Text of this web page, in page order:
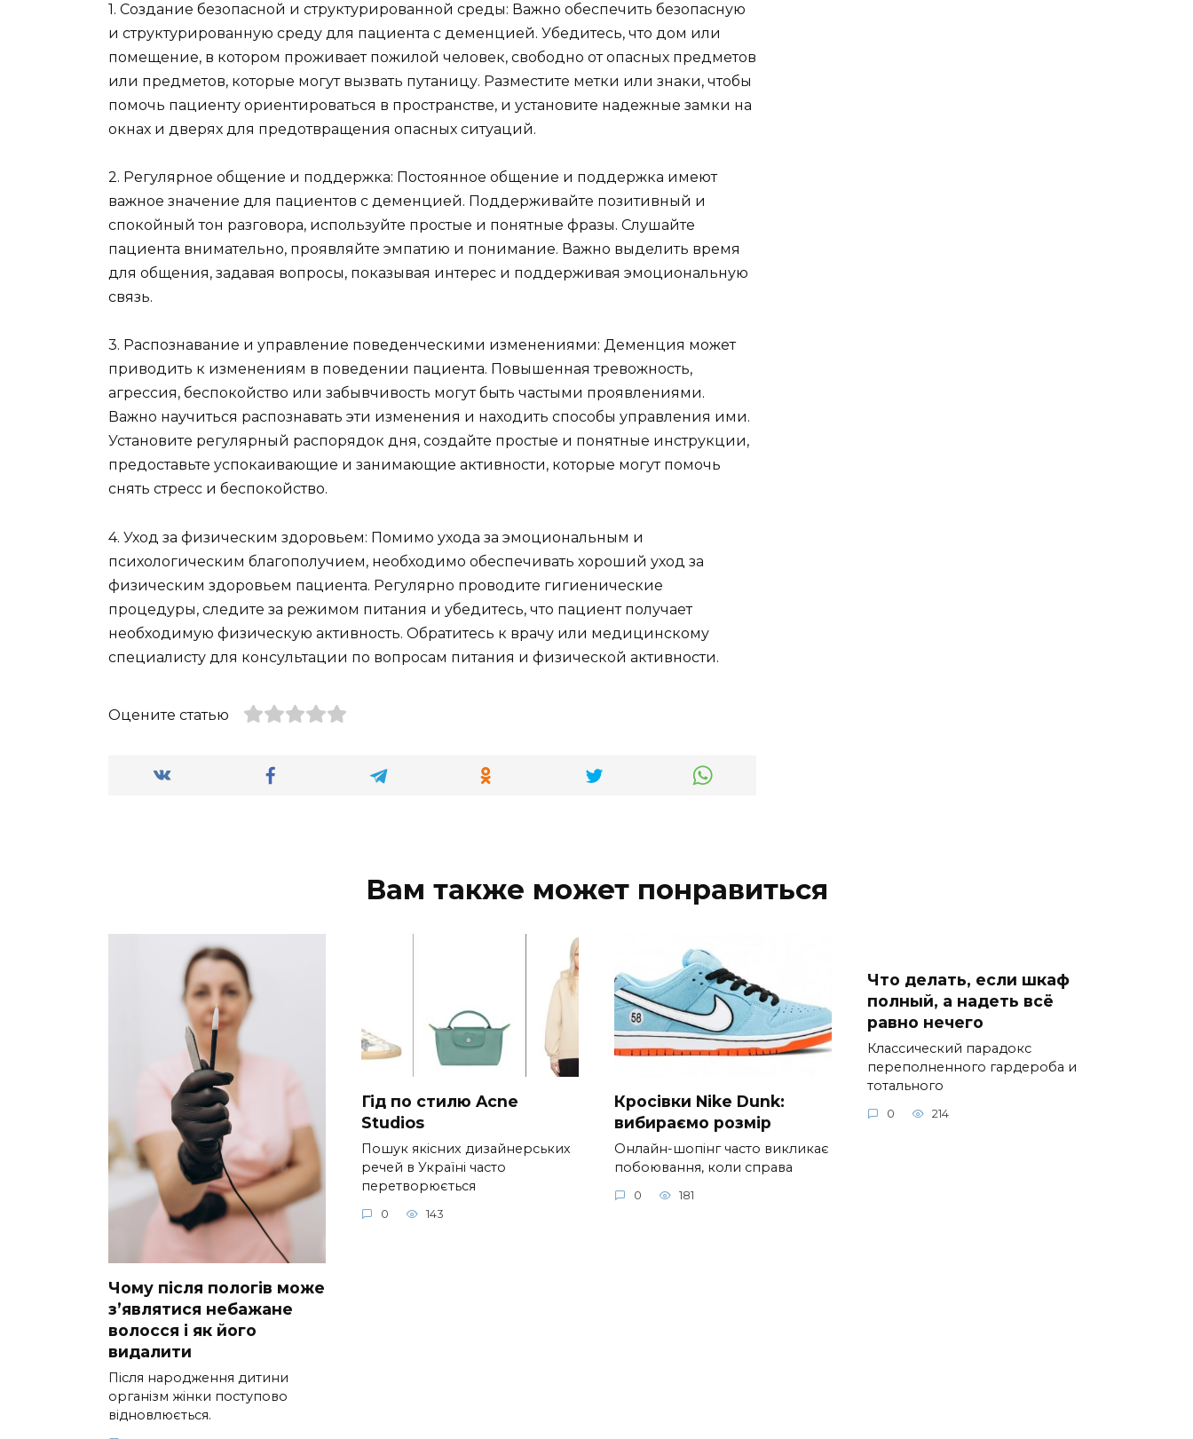
1. Создание безопасной и структурированной среды: Важно обеспечить безопасную
и структурированную среду для пациента с деменцией. Убедитесь, что дом или
помещение, в котором проживает пожилой человек, свободно от опасных предметов
или предметов, которые могут вызвать путаницу. Разместите метки или знаки, чтобы
помочь пациенту ориентироваться в пространстве, и установите надежные замки на
окнах и дверях для предотвращения опасных ситуаций.
2. Регулярное общение и поддержка: Постоянное общение и поддержка имеют
важное значение для пациентов с деменцией. Поддерживайте позитивный и
спокойный тон разговора, используйте простые и понятные фразы. Слушайте
пациента внимательно, проявляйте эмпатию и понимание. Важно выделить время
для общения, задавая вопросы, показывая интерес и поддерживая эмоциональную
связь.
3. Распознавание и управление поведенческими изменениями: Деменция может
приводить к изменениям в поведении пациента. Повышенная тревожность,
агрессия, беспокойство или забывчивость могут быть частыми проявлениями.
Важно научиться распознавать эти изменения и находить способы управления ими.
Установите регулярный распорядок дня, создайте простые и понятные инструкции,
предоставьте успокаивающие и занимающие активности, которые могут помочь
снять стресс и беспокойство.
4. Уход за физическим здоровьем: Помимо ухода за эмоциональным и
психологическим благополучием, необходимо обеспечивать хороший уход за
физическим здоровьем пациента. Регулярно проводите гигиенические
процедуры, следите за режимом питания и убедитесь, что пациент получает
необходимую физическую активность. Обратитесь к врачу или медицинскому
специалисту для консультации по вопросам питания и физической активности.
Оцените статью
Вам также может понравиться
Чому після пологів може
з’являтися небажане
волосся і як його
видалити
Після народження дитини
організм жінки поступово
відновлюється.
Гід по стилю Acne
Studios
Пошук якісних дизайнерських
речей в Україні часто
перетворюється
0 143
Кросівки Nike Dunk:
вибираємо розмір
Онлайн-шопінг часто викликає
побоювання, коли справа
0 181
Что делать, если шкаф
полный, а надеть всё
равно нечего
Классический парадокс
переполненного гардероба и
тотального
0 214